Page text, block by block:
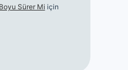
Sürer Mi için